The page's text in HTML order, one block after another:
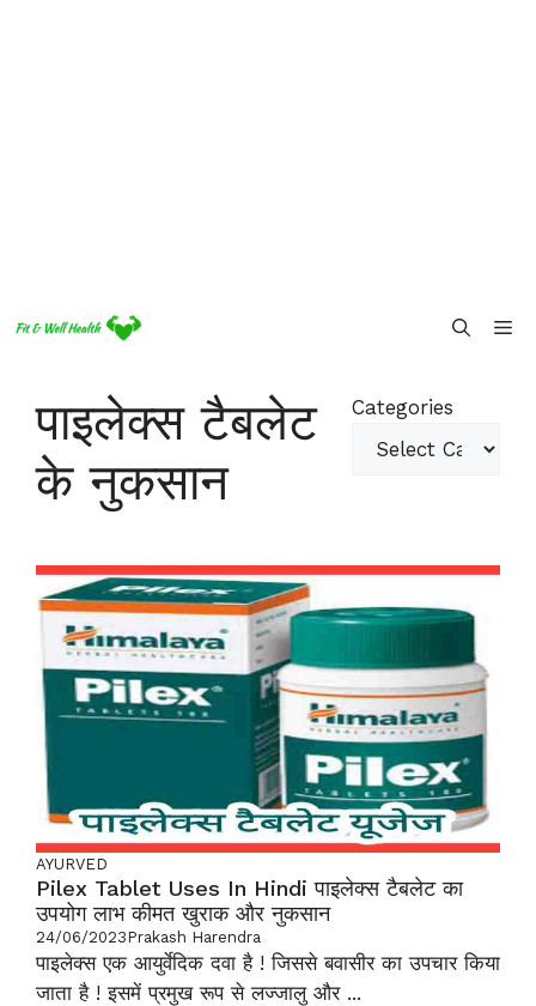
पाइलेक्स टैबलेट
के नुकसान
Categories
AYURVED
Pilex Tablet Uses In Hindi पाइलेक्स टैबलेट का
उपयोग लाभ कीमत खुराक और नुकसान
24/06/2023Prakash Harendra
पाइलेक्स एक आयुर्वेदिक दवा है ! जिससे बवासीर का उपचार किया
जाता है ! इसमें प्रमुख रूप से लज्जालु और ...